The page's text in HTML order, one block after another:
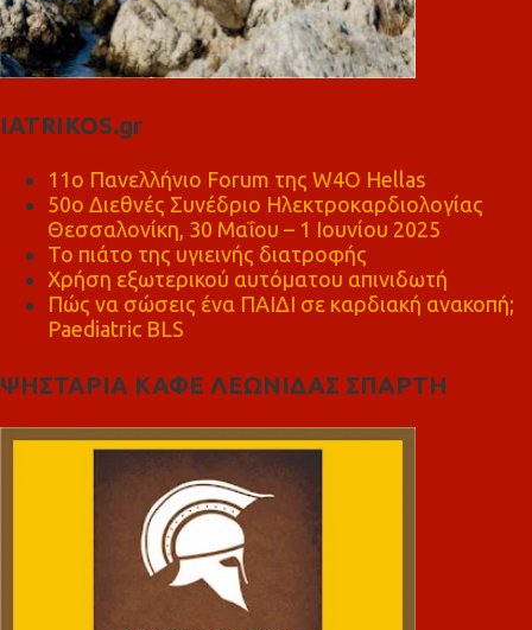
IATRIKOS.gr
11ο Πανελλήνιο Forum της W4O Hellas
50ο Διεθνές Συνέδριο Ηλεκτροκαρδιολογίας
Θεσσαλονίκη, 30 Μαΐου – 1 Ιουνίου 2025
Το πιάτο της υγιεινής διατροφής
Χρήση εξωτερικού αυτόματου απινιδωτή
Πώς να σώσεις ένα ΠΑΙΔΙ σε καρδιακή ανακοπή;
Paediatric BLS
ΨΗΣΤΑΡΙΑ ΚΑΦΕ ΛΕΩΝΙΔΑΣ ΣΠΑΡΤΗ